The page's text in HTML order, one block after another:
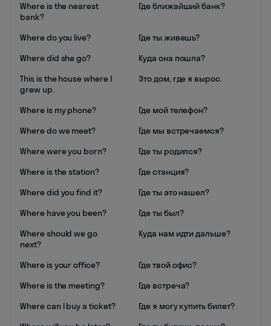
Where is the nearest
bank?
Где ближайший банк?
Where do you live?
Где ты живешь?
Where did she go?
Куда она пошла?
This is the house where I
grew up.
Это дом, где я вырос.
Where is my phone?
Где мой телефон?
Where do we meet?
Где мы встречаемся?
Where were you born?
Где ты родился?
Where is the station?
Где станция?
Where did you find it?
Где ты это нашел?
Where have you been?
Где ты был?
Where should we go
next?
Куда нам идти дальше?
Where is your office?
Где твой офис?
Where is the meeting?
Где встреча?
Where can I buy a ticket?
Где я могу купить билет?